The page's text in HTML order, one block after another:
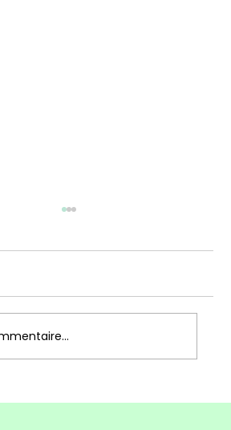
la Découverte : Une